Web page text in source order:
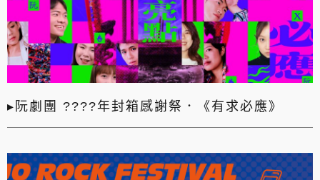
▸阮劇團 ????年封箱感謝祭．《有求必應》